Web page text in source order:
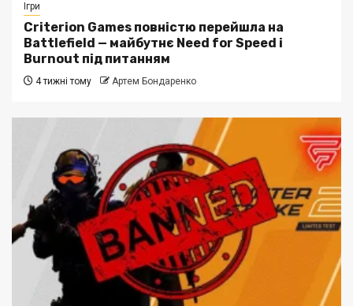
Ігри
Criterion Games повністю перейшла на
Battlefield — майбутнє Need for Speed і
Burnout під питанням
4 тижні тому Артем Бондаренко